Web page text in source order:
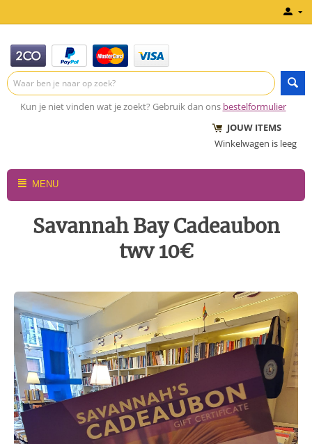
Kun je niet vinden wat je zoekt? Gebruik dan ons bestelformulier
JOUW ITEMS
Winkelwagen is leeg
MENU
Savannah Bay Cadeaubon
twv 10€